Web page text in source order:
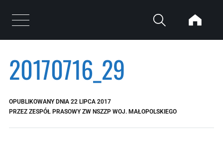
Otwórz menu
20170716_29
OPUBLIKOWANY DNIA 22 LIPCA 2017
PRZEZ ZESPÓŁ PRASOWY ZW NSZZP WOJ. MAŁOPOLSKIEGO